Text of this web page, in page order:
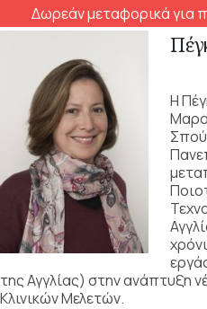
Δωρεάν μεταφορικά για
Η
της Αγγλίας) στην
Κλινικών Μελετών.